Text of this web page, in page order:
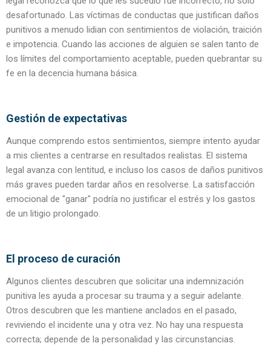
desafortunado. Las víctimas de conductas que justifican daños
punitivos a menudo lidian con sentimientos de violación, traición
e impotencia. Cuando las acciones de alguien se salen tanto de
los límites del comportamiento aceptable, pueden quebrantar su
fe en la decencia humana básica.
Gestión de expectativas
Aunque comprendo estos sentimientos, siempre intento ayudar
a mis clientes a centrarse en resultados realistas. El sistema
legal avanza con lentitud, e incluso los casos de daños punitivos
más graves pueden tardar años en resolverse. La satisfacción
emocional de "ganar" podría no justificar el estrés y los gastos
de un litigio prolongado.
El proceso de curación
Algunos clientes descubren que solicitar una indemnización
punitiva les ayuda a procesar su trauma y a seguir adelante.
Otros descubren que les mantiene anclados en el pasado,
reviviendo el incidente una y otra vez. No hay una respuesta
correcta; depende de la personalidad y las circunstancias.